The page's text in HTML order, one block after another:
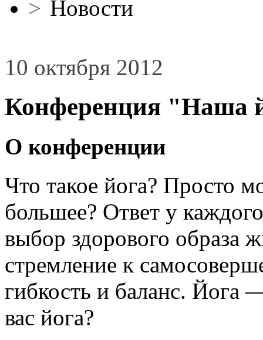
> Новости
10 октября 2012
Конференция "Наша
О конференции
Что такое йога? Просто
большее? Ответ у
выбор здорового образа
стремление к
гибкость и баланс. Йога
вас йога?